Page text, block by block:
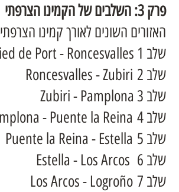
פרק 3: השלבים של הקמינו הצרפתי
האזורים השונים לאורך קמינו הצרפתי
שלב 1 Saint Jean Pied de Port - Roncesvalles
שלב 2 Roncesvalles - Zubiri
שלב 3 Zubiri - Pamplona
שלב 4 Pamplona - Puente la Reina
שלב 5 Puente la Reina - Estella
שלב 6 Estella - Los Arcos
שלב 7 Los Arcos - Logroño